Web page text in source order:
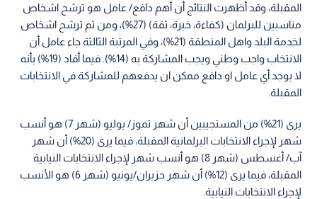
المقبلة، وقد أظهرت النتائج أن أهم دافع/ عامل هو ترشح اشخاص
مناسبين للبرلمان (كفاءة، خبرة، ثقة) (27%)، ومن ثم ترشح اشخاص
لخدمة البلد واهل المنطقة (21%)، وفي المرتبة الثالثة جاء عامل أن
الانتخاب واجب وطني ويجب المشاركة به (14%). فيما أفاد (19%) بأنه
لا يوجد أي عامل او دافع ممكن ان يدفعهم للمشاركة في الانتخابات
المقبلة.
يرى (21%) من المستجيبين أن شهر تموز/ يوليو (شهر 7) هو أنسب
شهر لإجراء الانتخابات البرلمانية المقبلة، فيما يرى (20%) أن شهر
آب/ أغسطس (شهر 8) هو أنسب شهر لإجراء الانتخابات النيابية
المقبلة، فيما يرى (12%) أن شهر حزيران/يونيو (شهر 6) هو الأنسب
لإجراء الانتخابات النيابية.